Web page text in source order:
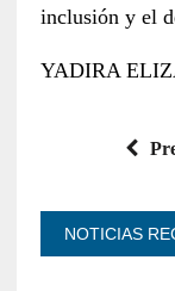
inclusión y el
YADIRA
NOTICIAS